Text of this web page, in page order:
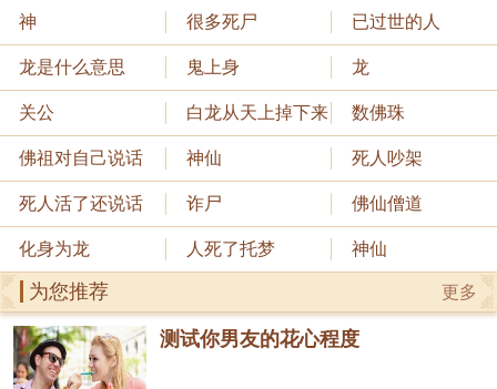
神 很多死尸 已过世的人
龙是什么意思 鬼上身 龙
关公 白龙从天上掉下来 数佛珠
佛祖对自己说话 神仙 死人吵架
死人活了还说话 诈尸 佛仙僧道
化身为龙 人死了托梦 神仙
更多
为您推荐
测试你男友的花心程度